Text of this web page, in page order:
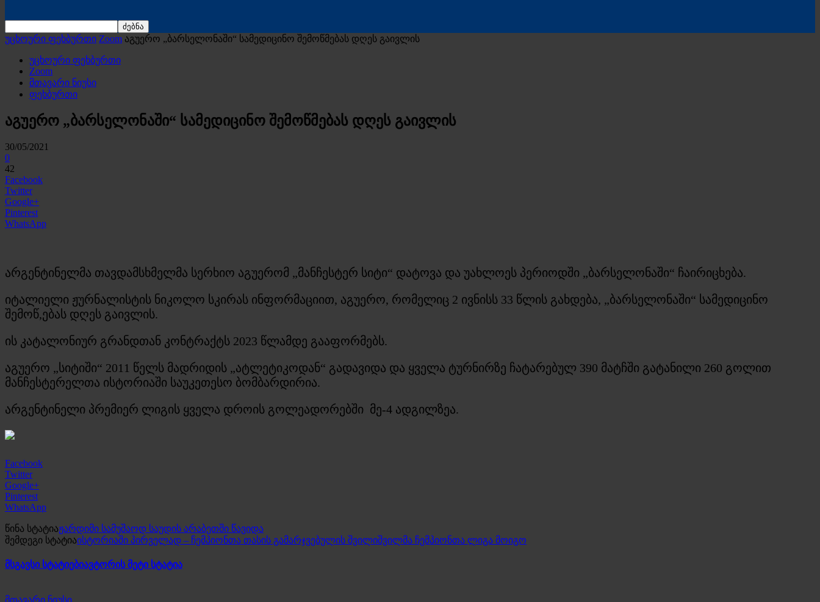
უცხოური ფეხბურთი Zoom აგუერო „ბარსელონაში“ სამედიცინო შემოწმებას დღეს გაივლის
უცხოური ფეხბურთი
Zoom
მთავარი ნიუსი
ფეხბურთი
აგუერო „ბარსელონაში“ სამედიცინო შემოწმებას დღეს გაივლის
30/05/2021
0
42
Facebook
Twitter
Google+
Pinterest
WhatsApp
არგენტინელმა თავდამსხმელმა სერხიო აგუერომ „მანჩესტერ სიტი“ დატოვა და უახლოეს პერიოდში „ბარსელონაში“ ჩაირიცხება.
იტალიელი ჟურნალისტის ნიკოლო სკირას ინფორმაციით, აგუერო, რომელიც 2 ივნისს 33 წლის გახდება, „ბარსელონაში“ სამედიცინო
შემოწ,ებას დღეს გაივლის.
ის კატალონიურ გრანდთან კონტრაქტს 2023 წლამდე გააფორმებს.
აგუერო „სიტიში“ 2011 წელს მადრიდის „ატლეტიკოდან“ გადავიდა და ყველა ტურნირზე ჩატარებულ 390 მატჩში გატანილი 260 გოლით
მანჩესტერელთა ისტორიაში საუკეთესო ბომბარდირია.
არგენტინელი პრემიერ ლიგის ყველა დროის გოლეადორებში მე-4 ადგილზეა.
Facebook
Twitter
Google+
Pinterest
WhatsApp
წინა სტატიაჟარდიმი სამუშაოდ საუდის არაბეთში წავიდა
შემდეგი სტატიაისტორიაში პირველად – ჩემპიონთა თასის გამარჯვებულის შვილიშვილმა ჩემპიონთა ლიგა მოიგო
მსგავსი სტატიებიავტორის მეტი სტატია